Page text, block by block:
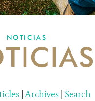
NOTICIAS
| Archives | Search